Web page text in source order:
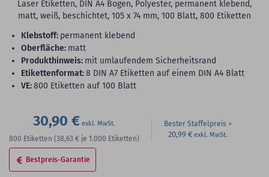
Laser Etiketten, DIN A4 Bogen, Polyester, permanent klebend,
matt, weiß, beschichtet, 105 x 74 mm, 100 Blatt, 800 Etiketten
Klebstoff: permanent klebend
Oberfläche: matt
Produkthinweis: mit umlaufendem Sicherheitsrand
Etikettenformat:8 DIN A7 Etiketten auf einem DIN A4 Blatt
VE:800 Etiketten auf 100 Blatt
30,90 €
800 Etiketten (38,63 € je 1.000 Etiketten)
Bester Staffelpreis
20,99 €
Bestpreis-Garantie